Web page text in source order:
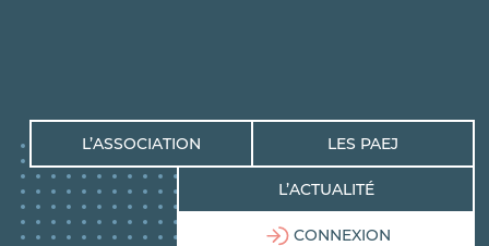
L’ASSOCIATION LES PAEJ
L’ACTUALITÉ
CONNEXION